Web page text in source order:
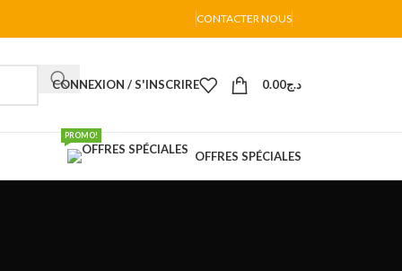
CONTACTER NOUS
CONNEXION / S'INSCRIRE د.ج0.00
OFFRES SPÉCIALES
PROMO!